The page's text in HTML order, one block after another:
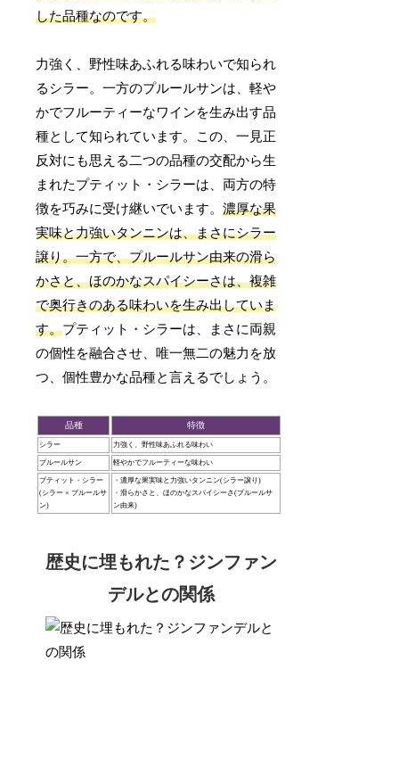
した品種なのです。
力強く、野性味あふれる味わいで知られ
るシラー。一方のプルールサンは、軽や
かでフルーティーなワインを生み出す品
種として知られています。この、一見正
反対にも思える二つの品種の交配から生
まれたプティット・シラーは、両方の特
徴を巧みに受け継いでいます。濃厚な果
実味と力強いタンニンは、まさにシラー
譲り。一方で、プルールサン由来の滑ら
かさと、ほのかなスパイシーさは、複雑
で奥行きのある味わいを生み出していま
す。プティット・シラーは、まさに両親
の個性を融合させ、唯一無二の魅力を放
つ、個性豊かな品種と言えるでしょう。
品種 特徴
シラー 力強く、野性味あふれる味わい
プルールサン 軽やかでフルーティーな味わい
プティット・シラー
(シラー × プルールサ
ン)
・濃厚な果実味と力強いタンニン(シラー譲り)
・滑らかさと、ほのかなスパイシーさ(プルールサ
ン由来)
歴史に埋もれた？ジンファン
デルとの関係